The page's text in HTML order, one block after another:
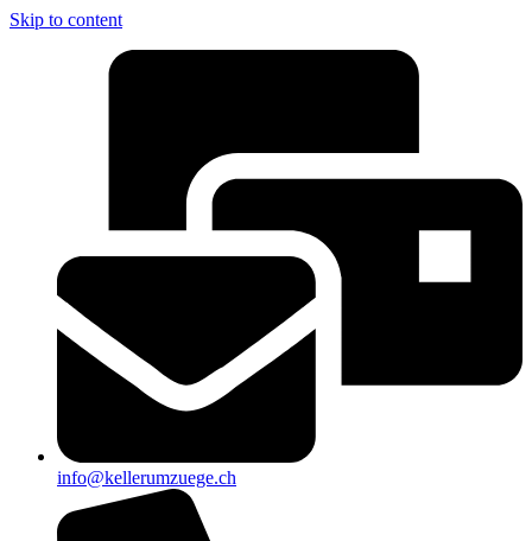
Skip to content
info@kellerumzuege.ch